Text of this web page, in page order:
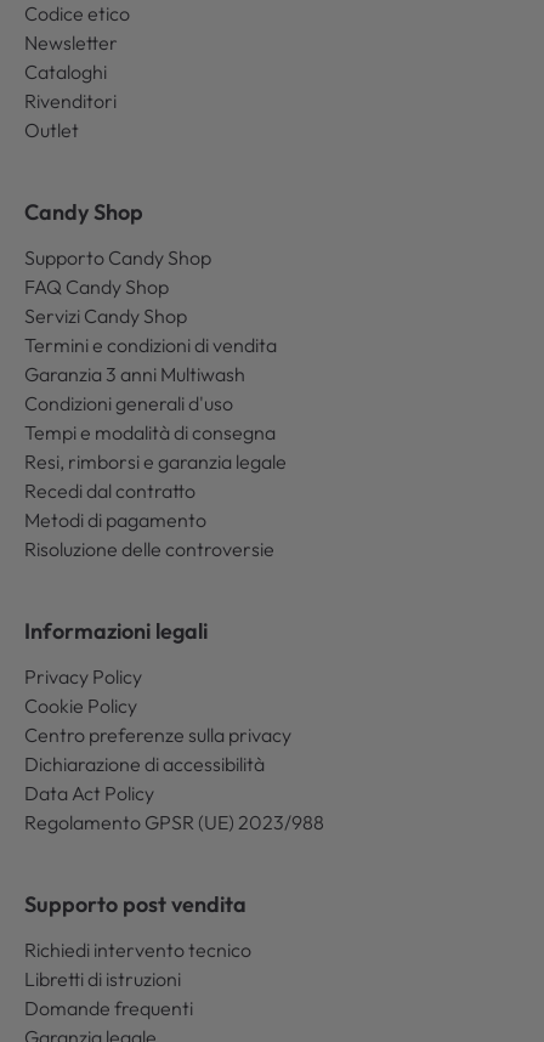
Codice etico
Newsletter
Cataloghi
Rivenditori
Outlet
Candy Shop
Supporto Candy Shop
FAQ Candy Shop
Servizi Candy Shop
Termini e condizioni di vendita
Garanzia 3 anni Multiwash
Condizioni generali d'uso
Tempi e modalità di consegna
Resi, rimborsi e garanzia legale
Recedi dal contratto
Metodi di pagamento
Risoluzione delle controversie
Informazioni legali
Privacy Policy
Cookie Policy
Centro preferenze sulla privacy
Dichiarazione di accessibilità
Data Act Policy
Regolamento GPSR (UE) 2023/988
Supporto post vendita
Richiedi intervento tecnico
Libretti di istruzioni
Domande frequenti
Garanzia legale